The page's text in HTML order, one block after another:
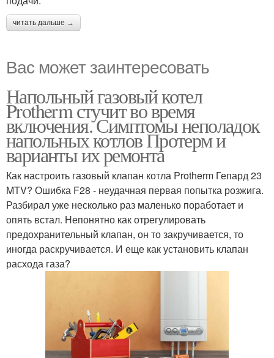
читать дальше →
Вас может заинтересовать
Напольный газовый котел
Protherm стучит во время
включения. Симптомы неполадок
напольных котлов Протерм и
варианты их ремонта
Как настроить газовый клапан котла Protherm Гепард 23
MTV? Ошибка F28 - неудачная первая попытка розжига.
Разбирал уже несколько раз маленько поработает и
опять встал. Непонятно как отрегулировать
предохранительный клапан, он то закручивается, то
иногда раскручивается. И еще как установить клапан
расхода газа?